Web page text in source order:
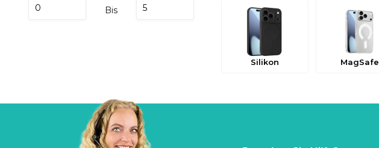
Bis
Silikon MagSafe